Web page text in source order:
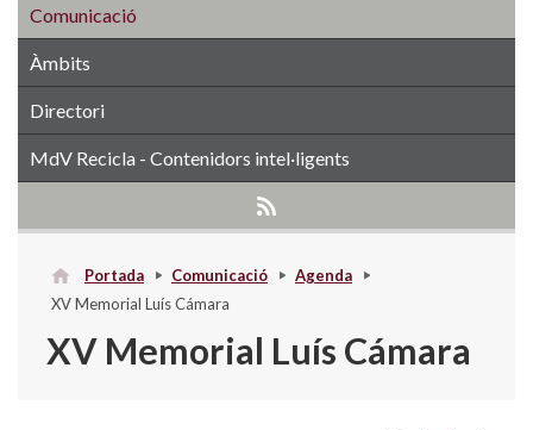
Comunicació
Àmbits
Directori
MdV Recicla - Contenidors intel·ligents
Portada Comunicació
Agenda
XV Memorial Luís Cámara
XV Memorial Luís Cámara